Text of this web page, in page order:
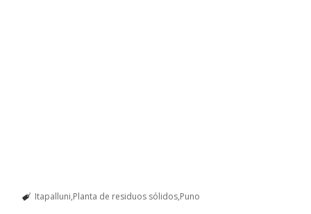
Itapalluni Planta de residuos sólidos Puno